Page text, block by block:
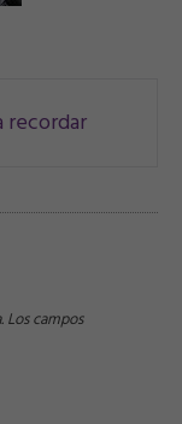
recordar
Los campos